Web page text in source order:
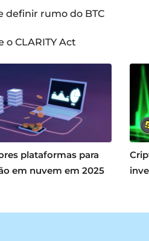
definir rumo do BTC
CLARITY Act
plataformas para
em nuvem em 2025